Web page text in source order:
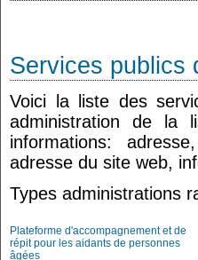
Services publics
Voici la liste des
administration de la
informations:
adresse du site web,
Types administrations
Plateforme d'accompagnement et de
répit pour les aidants de personnes
âgées